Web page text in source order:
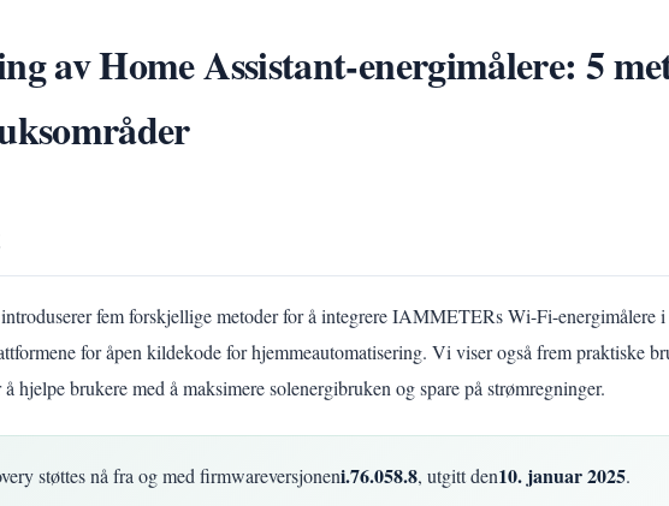
av Home Assistant-energimålere: 5
fem forskjellige metoder for å integrere IAMMETERs Wi-Fi-energimålere
for åpen kildekode for hjemmeautomatisering. Vi viser også frem praktiske
hjelpe brukere med å maksimere solenergibruken og spare på strømregninger.
støttes nå fra og med firmwareversjoneni.76.058.8, utgitt den10. januar 2025.